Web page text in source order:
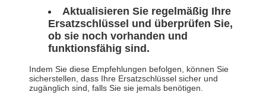
Aktualisieren Sie regelmäßig Ihre
Ersatzschlüssel und überprüfen Sie,
ob sie noch vorhanden und
funktionsfähig sind.
Indem Sie diese Empfehlungen befolgen, können Sie
sicherstellen, dass Ihre Ersatzschlüssel sicher und
zugänglich sind, falls Sie sie jemals benötigen.